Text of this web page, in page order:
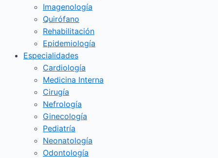
Imagenología
Quirófano
Rehabilitación
Epidemiología
Especialidades
Cardiología
Medicina Interna
Cirugía
Nefrología
Ginecología
Pediatría
Neonatología
Odontología